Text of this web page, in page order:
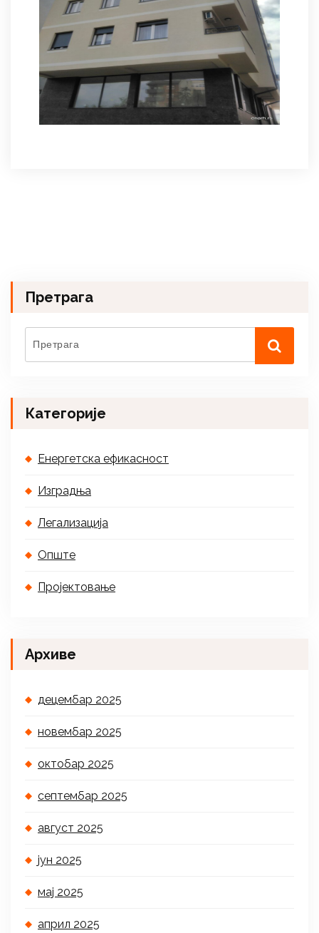
Претрага
Категорије
Енергетска ефикасност
Изградња
Легализација
Опште
Пројектовање
Архиве
децембар 2025
новембар 2025
октобар 2025
септембар 2025
август 2025
јун 2025
мај 2025
април 2025